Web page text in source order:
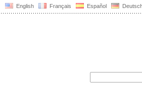
English Français Español